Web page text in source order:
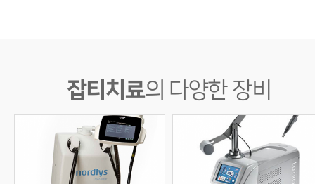
잡티치료의 다양한 장비